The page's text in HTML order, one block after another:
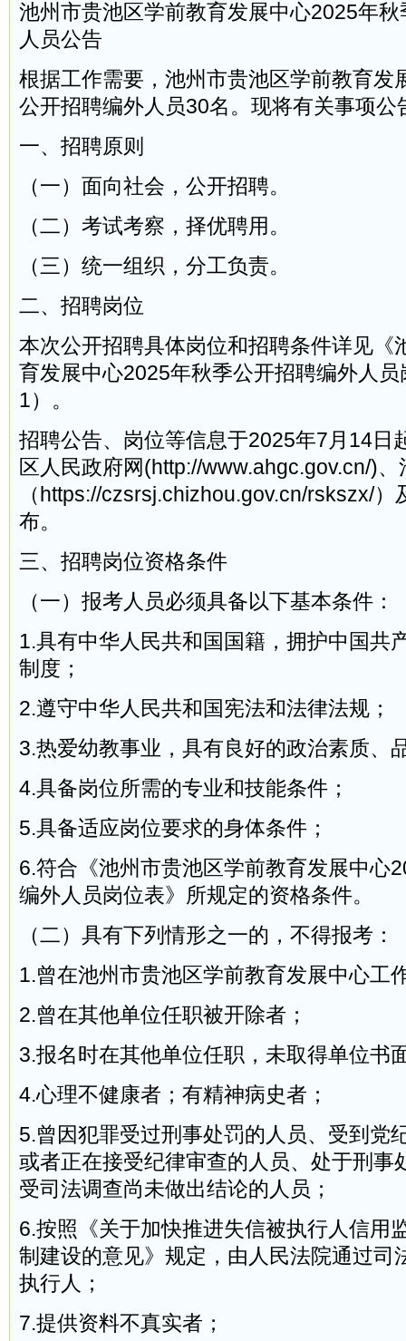
池州市贵池区学前教育发展中心2025年
人员公告
根据工作需要，池州市贵池区学前教育发
公开招聘编外人员30名。现将有关事项公
一、招聘原则
（一）面向社会，公开招聘。
（二）考试考察，择优聘用。
（三）统一组织，分工负责。
二、招聘岗位
本次公开招聘具体岗位和招聘条件详见《
育发展中心2025年秋季公开招聘编外人
1）。
招聘公告、岗位等信息于2025年7月14日
区人民政府网(http://www.ahgc.gov.cn/)
（https://czsrsj.chizhou.gov.cn/rskszx/
布。
三、招聘岗位资格条件
（一）报考人员必须具备以下基本条件：
1.具有中华人民共和国国籍，拥护中国共
制度；
2.遵守中华人民共和国宪法和法律法规；
3.热爱幼教事业，具有良好的政治素质、
4.具备岗位所需的专业和技能条件；
5.具备适应岗位要求的身体条件；
6.符合《池州市贵池区学前教育发展中心
编外人员岗位表》所规定的资格条件。
（二）具有下列情形之一的，不得报考：
1.曾在池州市贵池区学前教育发展中心工
2.曾在其他单位任职被开除者；
3.报名时在其他单位任职，未取得单位书
4.心理不健康者；有精神病史者；
5.曾因犯罪受过刑事处罚的人员、受到党
或者正在接受纪律审查的人员、处于刑事
受司法调查尚未做出结论的人员；
6.按照《关于加快推进失信被执行人信用
制建设的意见》规定，由人民法院通过司
执行人；
7.提供资料不真实者；